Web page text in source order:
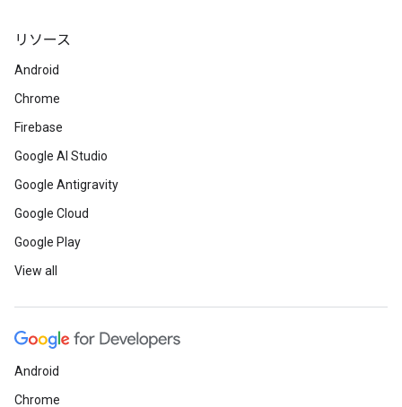
リソース
Android
Chrome
Firebase
Google AI Studio
Google Antigravity
Google Cloud
Google Play
View all
Android
Chrome